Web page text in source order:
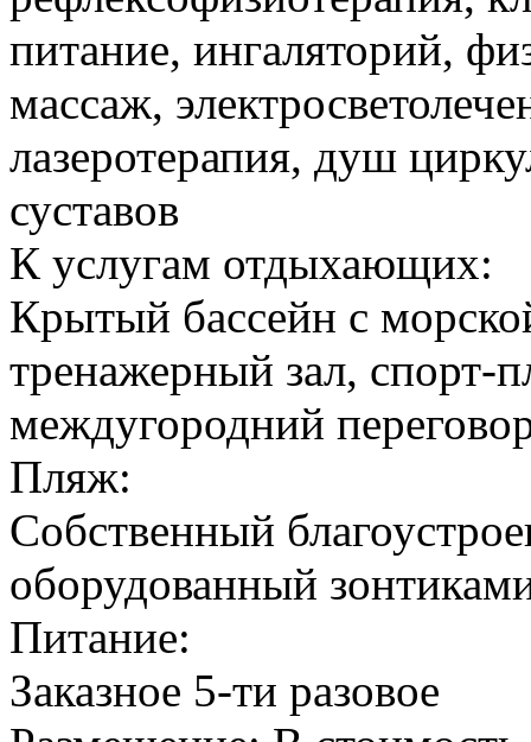
питание, ингаляторий,
массаж,
лазеротерапия, душ
суставов
К услугам отдыхающих:
Крытый бассейн с
тренажерный зал, спорт-
междугородний
Пляж:
Cобственный
оборудованный
Питание:
Заказное 5-ти разовое